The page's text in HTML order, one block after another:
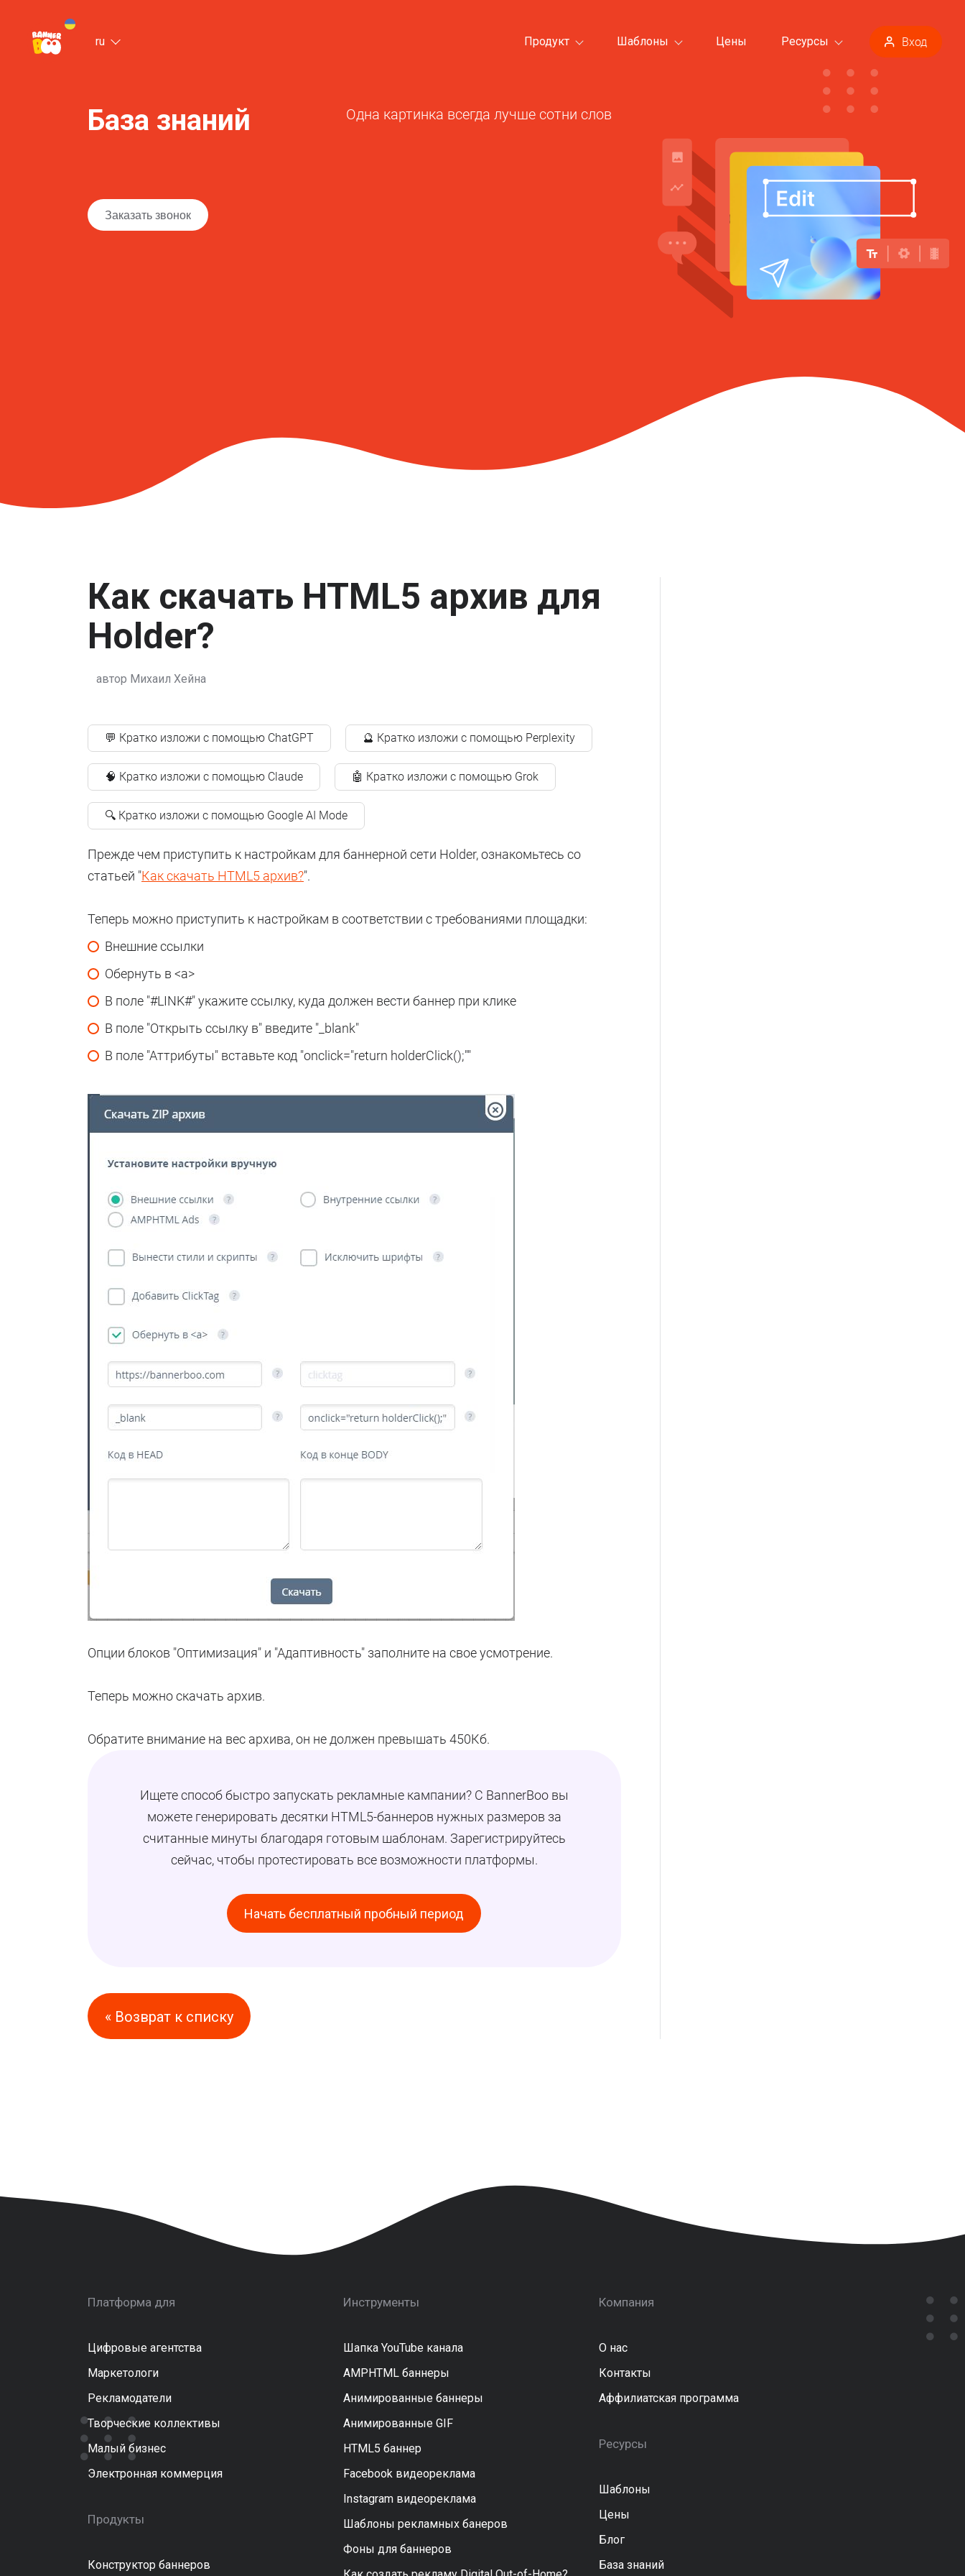
ru Вход
Продукт Шаблоны
Все шаблоны>
Цены Ресурсы
База знаний Одна картинка всегда лучше сотни слов
Заказать звонок
Как скачать HTML5 архив для
Holder?
автор Михаил Хейна
💬 Кратко изложи с помощью ChatGPT 🔮 Кратко изложи с помощью Perplexity
🧠 Кратко изложи с помощью Claude 🤖 Кратко изложи с помощью Grok
🔍 Кратко изложи с помощью Google AI Mode
Прежде чем приступить к настройкам для баннерной сети Holder, ознакомьтесь со
статьей "Как скачать HTML5 архив?".
Теперь можно приступить к настройкам в соответствии с требованиями площадки:
Внешние ссылки
Обернуть в <a>
В поле "#LINK#" укажите ссылку, куда должен вести баннер при клике
В поле "Открыть ссылку в" введите "_blank"
В поле "Аттрибуты" вставьте код "onclick="return holderClick();""
Опции блоков "Оптимизация" и "Адаптивность" заполните на свое усмотрение.
Теперь можно скачать архив.
Обратите внимание на вес архива, он не должен превышать 450Кб.
Ищете способ быстро запускать рекламные кампании? С BannerBoo вы
можете генерировать десятки HTML5-баннеров нужных размеров за
считанные минуты благодаря готовым шаблонам. Зарегистрируйтесь
сейчас, чтобы протестировать все возможности платформы.
Начать бесплатный пробный период
« Возврат к списку
Платформа для
Цифровые агентства
Маркетологи
Рекламодатели
Творческие коллективы
Малый бизнес
Электронная коммерция
Продукты
Конструктор баннеров
Инструменты
Шапка YouTube канала
AMPHTML баннеры
Анимированные баннеры
Анимированные GIF
HTML5 баннер
Facebook видеореклама
Instagram видеореклама
Шаблоны рекламных банеров
Фоны для баннеров
Компания
О нас
Контакты
Аффилиатская программа
Ресурсы
Шаблоны
Цены
Блог
База знаний